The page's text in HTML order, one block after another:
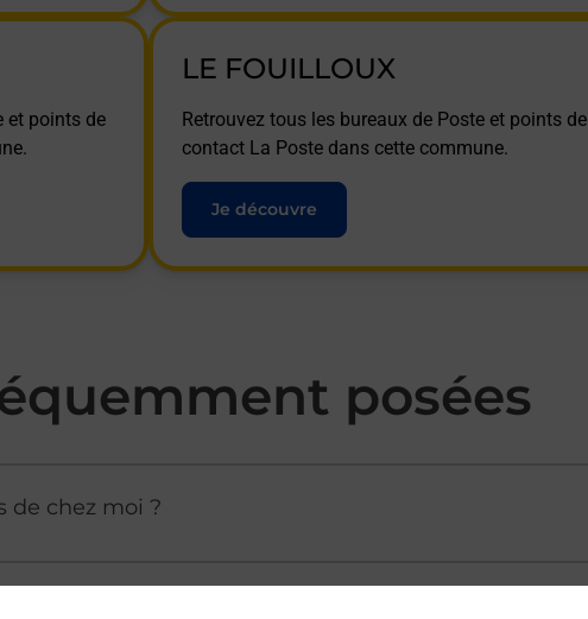
et points de
LE FOUILLOUX
Retrouvez tous les bureaux de Poste et points de
contact La Poste dans cette commune.
Je découvre
posées
de chez moi ?